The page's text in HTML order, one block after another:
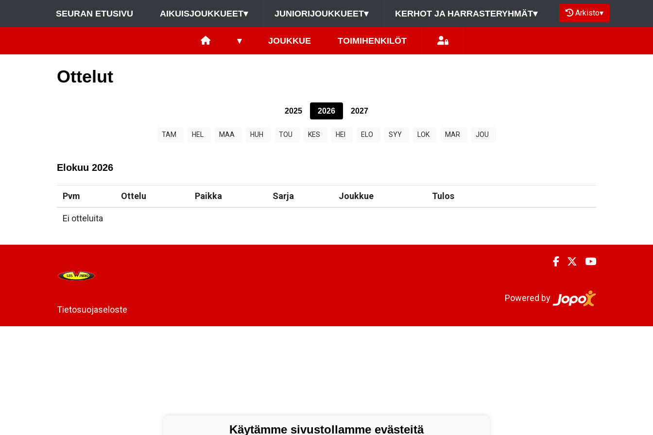
SEURAN ETUSIVU AIKUISJOUKKUEET▾ JUNIORIJOUKKUEET▾ KERHOT JA HARRASTERYHMÄT▾ Arkisto▾
▾ JOUKKUE TOIMIHENKILÖT
Ottelut
2025 2026 2027
TAM HEL MAA HUH TOU KES HEI ELO SYY LOK MAR JOU
Elokuu 2026
Pvm Ottelu Paikka Sarja Joukkue Tulos
Ei otteluita
Tietosuojaseloste
Powered by
Käytämme sivustollamme evästeitä